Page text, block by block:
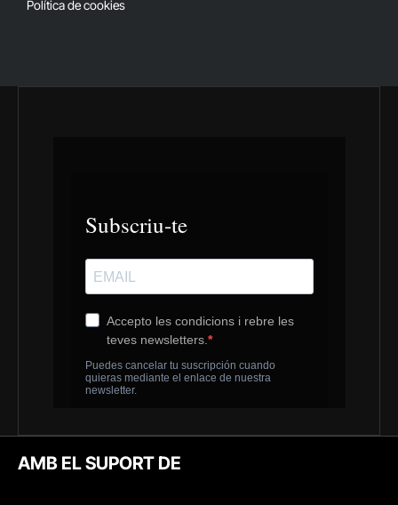
Política de cookies
AMB EL SUPORT DE